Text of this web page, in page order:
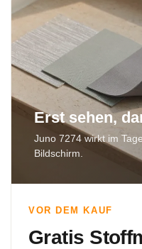
Erst sehen,
Juno 7274 wirkt im
Bildschirm.
VOR DEM KAUF
Gratis